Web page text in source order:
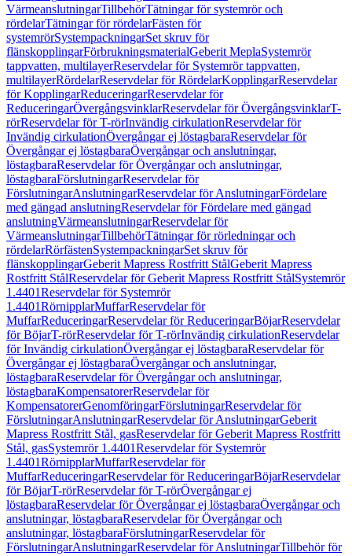
VärmeanslutningarTillbehörTätningar för systemrör och
rördelarTätningar för rördelarFästen för
systemrörSystempackningarSet skruv för
flänskopplingarFörbrukningsmaterialGeberit MeplaSystemrör
tappvatten, multilayerReservdelar för Systemrör tappvatten,
multilayerRördelarReservdelar för RördelarKopplingarReservdelar
för KopplingarReduceringarReservdelar för
ReduceringarÖvergångsvinklarReservdelar för ÖvergångsvinklarT-
rörReservdelar för T-rörInvändig cirkulationReservdelar för
Invändig cirkulationÖvergångar ej löstagbaraReservdelar för
Övergångar ej löstagbaraÖvergångar och anslutningar,
löstagbaraReservdelar för Övergångar och anslutningar,
löstagbaraFörslutningarReservdelar för
FörslutningarAnslutningarReservdelar för AnslutningarFördelare
med gängad anslutningReservdelar för Fördelare med gängad
anslutningVärmeanslutningarReservdelar för
VärmeanslutningarTillbehörTätningar för rörledningar och
rördelarRörfästenSystempackningarSet skruv för
flänskopplingarGeberit Mapress Rostfritt StålGeberit Mapress
Rostfritt StålReservdelar för Geberit Mapress Rostfritt StålSystemrör
1.4401Reservdelar för Systemrör
1.4401RörnipplarMuffarReservdelar för
MuffarReduceringarReservdelar för ReduceringarBöjarReservdelar
för BöjarT-rörReservdelar för T-rörInvändig cirkulationReservdelar
för Invändig cirkulationÖvergångar ej löstagbaraReservdelar för
Övergångar ej löstagbaraÖvergångar och anslutningar,
löstagbaraReservdelar för Övergångar och anslutningar,
löstagbaraKompensatorerReservdelar för
KompensatorerGenomföringarFörslutningarReservdelar för
FörslutningarAnslutningarReservdelar för AnslutningarGeberit
Mapress Rostfritt Stål, gasReservdelar för Geberit Mapress Rostfritt
Stål, gasSystemrör 1.4401Reservdelar för Systemrör
1.4401RörnipplarMuffarReservdelar för
MuffarReduceringarReservdelar för ReduceringarBöjarReservdelar
för BöjarT-rörReservdelar för T-rörÖvergångar ej
löstagbaraReservdelar för Övergångar ej löstagbaraÖvergångar och
anslutningar, löstagbaraReservdelar för Övergångar och
anslutningar, löstagbaraFörslutningarReservdelar för
FörslutningarAnslutningarReservdelar för AnslutningarTillbehör för